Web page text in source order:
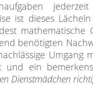
ist dieses
benötigten
ein
Dienstmädchen